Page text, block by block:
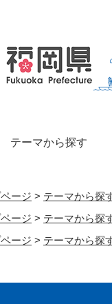
テーマから探す
ージ > テーマから探
ージ > テーマから探
ージ > テーマから探